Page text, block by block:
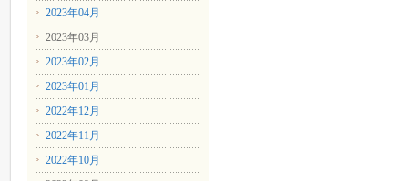
2023年04月
2023年03月
2023年02月
2023年01月
2022年12月
2022年11月
2022年10月